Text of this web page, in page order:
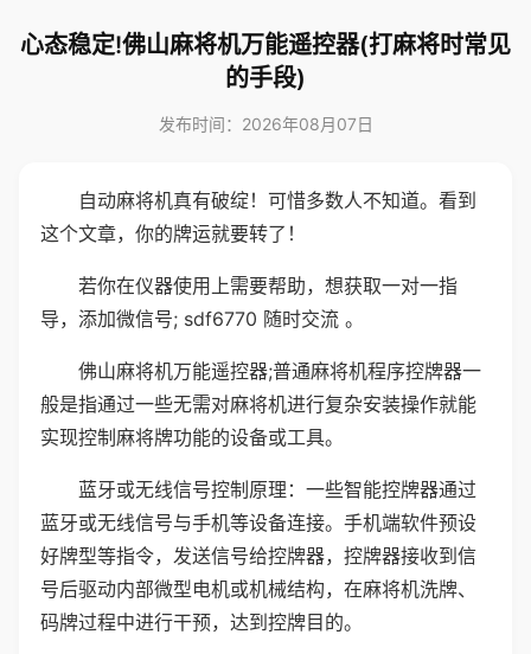
心态稳定!佛山麻将机万能遥控器(打麻将时常见
的手段)
发布时间：2026年08月07日
自动麻将机真有破绽！可惜多数人不知道。看到
这个文章，你的牌运就要转了！
若你在仪器使用上需要帮助，想获取一对一指
导，添加微信号; sdf6770 随时交流 。
佛山麻将机万能遥控器;普通麻将机程序控牌器一
般是指通过一些无需对麻将机进行复杂安装操作就能
实现控制麻将牌功能的设备或工具。
蓝牙或无线信号控制原理：一些智能控牌器通过
蓝牙或无线信号与手机等设备连接。手机端软件预设
好牌型等指令，发送信号给控牌器，控牌器接收到信
号后驱动内部微型电机或机械结构，在麻将机洗牌、
码牌过程中进行干预，达到控牌目的。